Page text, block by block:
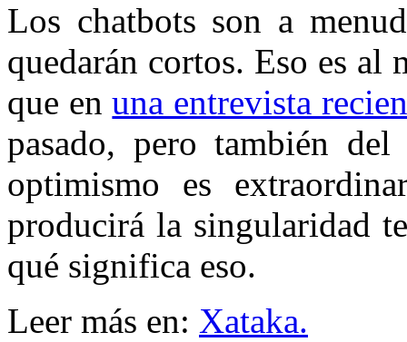
Los chatbots son a
quedarán cortos. Eso es al
que enuna entrevista
pasado, pero también
optimismo es
producirá la singularidad
qué significa eso.
Leer más en: Xataka.